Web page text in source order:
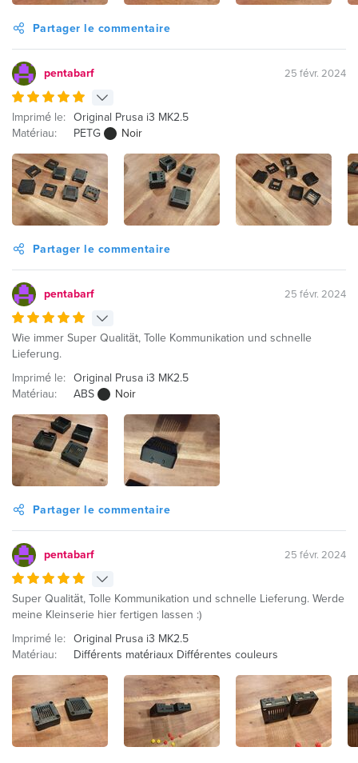
Partager le commentaire
pentabarf 25 févr. 2024
Imprimé le: Original Prusa i3 MK2.5
Matériau:
PETG Noir
Partager le commentaire
pentabarf 25 févr. 2024
Wie immer Super Qualität, Tolle Kommunikation und schnelle
Lieferung.
Imprimé le: Original Prusa i3 MK2.5
Matériau:
ABS Noir
Partager le commentaire
pentabarf 25 févr. 2024
Super Qualität, Tolle Kommunikation und schnelle Lieferung. Werde
meine Kleinserie hier fertigen lassen :)
Imprimé le: Original Prusa i3 MK2.5
Matériau:
Différents matériaux Différentes couleurs